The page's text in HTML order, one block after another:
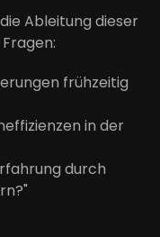
Ableitung dieser
frühzeitig
in der
durch